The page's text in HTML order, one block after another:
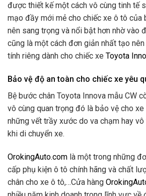
được thiết kế một cách vô cùng tinh tế
mạo đầy mới mẻ cho chiếc xe ô tô của
nên sang trọng và nổi bật hơn nhờ vào
cũng là một cách đơn giản nhất tạo
tính riêng dành cho chiếc xe Toyota
Bảo vệ độ an toàn cho chiếc xe yêu
Bệ bước chân Toyota Innova mẫu CW
vô cùng quan trọng đó là bảo vệ cho
những vết trầy xước do va chạm hay
khi di chuyển xe.
OrokingAuto.com là một trong những
cấp phụ kiện ô tô chính hãng và chất
chân cho xe ô tô,…Cửa hàng